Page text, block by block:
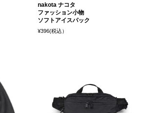
nakota ナコタ
ファッション小物
ソフトアイスパック
¥396(税込）